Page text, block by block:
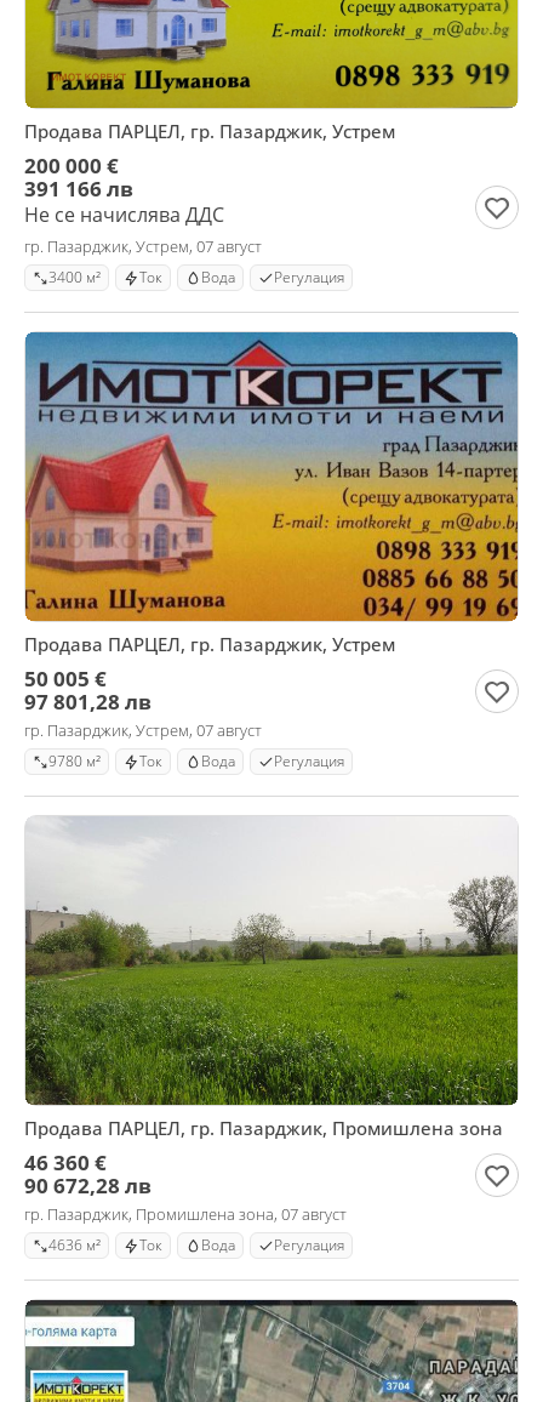
Продава ПАРЦЕЛ, гр. Пазарджик, Устрем
200 000 €
391 166 лв
Не се начислява ДДС
гр. Пазарджик, Устрем, 07 август
3400 м² Ток Вода Регулация
Продава ПАРЦЕЛ, гр. Пазарджик, Устрем
50 005 €
97 801,28 лв
гр. Пазарджик, Устрем, 07 август
9780 м² Ток Вода Регулация
Продава ПАРЦЕЛ, гр. Пазарджик, Промишлена зона
46 360 €
90 672,28 лв
гр. Пазарджик, Промишлена зона, 07 август
4636 м² Ток Вода Регулация